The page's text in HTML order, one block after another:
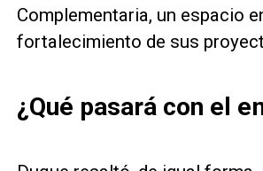
Complementaria, un espacio
fortalecimiento de sus
¿Qué pasará con el